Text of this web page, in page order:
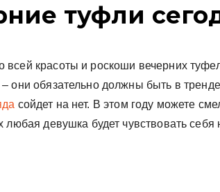
туфли
красоты и роскоши вечерних
– они обязательно должны быть в
сойдет на нет. В этом году можете
любая девушка будет чувствовать себя